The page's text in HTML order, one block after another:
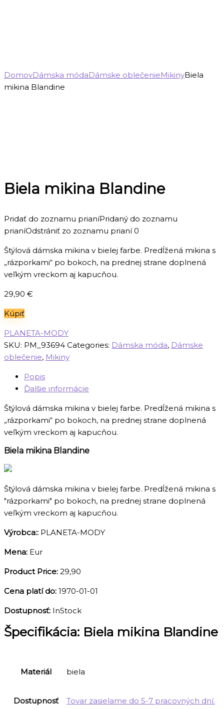
DomovDámska módaDámske oblečenieMikinyBiela
mikina Blandine
Biela mikina Blandine
Pridať do zoznamu prianíPridaný do zoznamu
prianíOdstrániť zo zoznamu prianí 0
Štýlová dámska mikina v bielej farbe. Predĺžená mikina s
„rázporkami“ po bokoch, na prednej strane doplnená
veľkým vreckom aj kapucňou.
29,90 €
Kúpiť
PLANETA-MODY
SKU: PM_93694 Categories: Dámska móda, Dámske
oblečenie, Mikiny
Popis
Ďalšie informácie
Štýlová dámska mikina v bielej farbe. Predĺžená mikina s
„rázporkami“ po bokoch, na prednej strane doplnená
veľkým vreckom aj kapucňou.
Biela mikina Blandine
Štýlová dámska mikina v bielej farbe. Predĺžená mikina s
"rázporkami" po bokoch, na prednej strane doplnená
veľkým vreckom aj kapucňou.
Výrobca:: PLANETA-MODY
Mena: Eur
Product Price: 29,90
Cena platí do: 1970-01-01
Dostupnosť: InStock
Špecifikácia: Biela mikina Blandine
Materiál biela
Dostupnosť Tovar zasielame do 5-7 pracovných dní.